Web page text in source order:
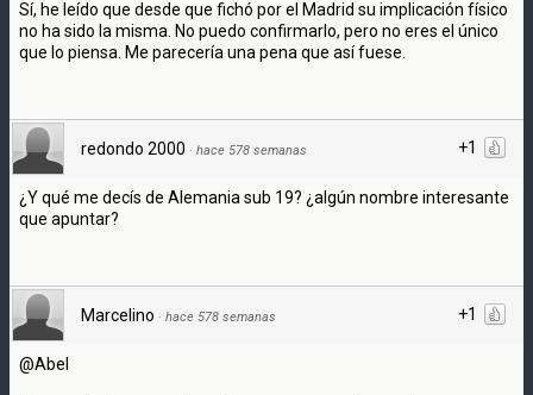
Sí, he leído que desde que fichó por el Madrid su implicación físico
no ha sido la misma. No puedo confirmarlo, pero no eres el único
que lo piensa. Me parecería una pena que así fuese.
+1
redondo 2000 · hace 578 semanas
¿Y qué me decís de Alemania sub 19? ¿algún nombre interesante
que apuntar?
+1
Marcelino · hace 578 semanas
@Abel